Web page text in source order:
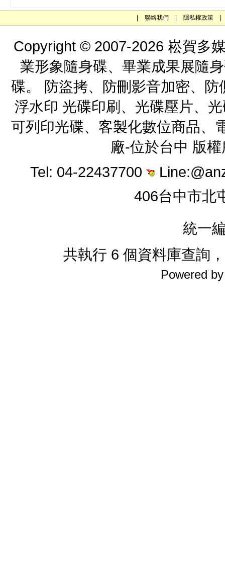
聯絡我們 隱私權政策
Copyright © 2007-2026 崧賀多
業形象隨身碟、畢業成果展隨
碟。 防盜拷、防刪影音加密、
浮水印 光碟印刷、光碟壓片、
可列印光碟、客製化數位商品、
廠-位於台中 版
Tel: 04-22437700
406台中市北
統一
共執行 6 個資料庫查詢
Powered